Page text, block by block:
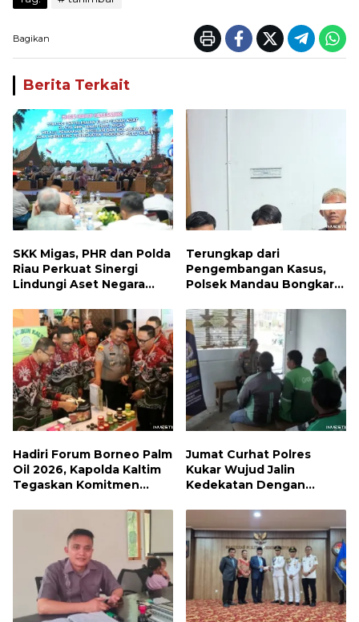
Bagikan
Berita Terkait
SKK Migas, PHR dan Polda
Riau Perkuat Sinergi
Lindungi Aset Negara
Energi Nasional
Terungkap dari
Pengembangan Kasus,
Polsek Mandau Bongkar
Ekstasi di Air Jamban,
Tiga Pelaku Diamankan
Hadiri Forum Borneo Palm
Oil 2026, Kapolda Kaltim
Tegaskan Komitmen
Jumat Curhat Polres
Kukar Wujud Jalin
Kedekatan Dengan